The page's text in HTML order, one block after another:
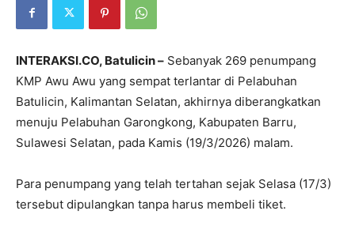
INTERAKSI.CO, Batulicin – Sebanyak 269 penumpang
KMP Awu Awu yang sempat terlantar di Pelabuhan
Batulicin, Kalimantan Selatan, akhirnya diberangkatkan
menuju Pelabuhan Garongkong, Kabupaten Barru,
Sulawesi Selatan, pada Kamis (19/3/2026) malam.
Para penumpang yang telah tertahan sejak Selasa (17/3)
tersebut dipulangkan tanpa harus membeli tiket.